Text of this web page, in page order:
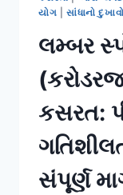
યોગ
સાંધાનો દુખાવો
લમ્બર
કસરત:
સંપૂર્ણ